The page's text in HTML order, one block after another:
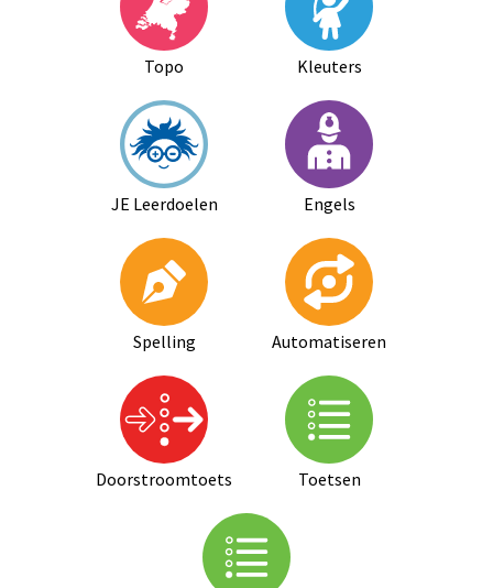
Topo Kleuters
JE Leerdoelen Engels
Spelling Automatiseren
Doorstroomtoets Toetsen